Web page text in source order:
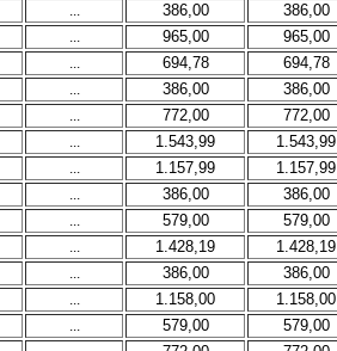
... 386,00 386,00
... 965,00 965,00
... 694,78 694,78
... 386,00 386,00
... 772,00 772,00
... 1.543,99 1.543,99
... 1.157,99 1.157,99
... 386,00 386,00
... 579,00 579,00
... 1.428,19 1.428,19
... 386,00 386,00
... 1.158,00 1.158,00
... 579,00 579,00